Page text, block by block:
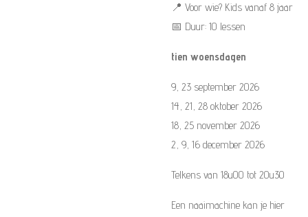
📍 Voor wie? Kids vanaf 8 jaar
📅 Duur: 10 lessen
tien woensdagen
9, 23 september 2026
14, 21, 28 oktober 2026
18, 25 november 2026
2, 9, 16 december 2026
Telkens van 18u00 tot 20u30
Een naaimachine kan je hier